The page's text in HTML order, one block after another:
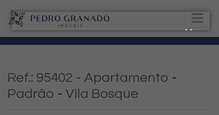
Ref.: 95402 - Apartamento -
Padrão - Vila Bosque